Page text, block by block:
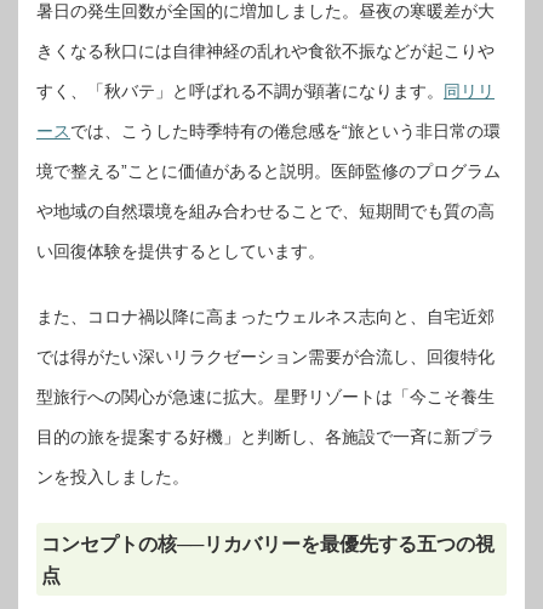
暑日の発生回数が全国的に増加しました。昼夜の寒暖差が大
きくなる秋口には自律神経の乱れや食欲不振などが起こりや
すく、「秋バテ」と呼ばれる不調が顕著になります。 同リリ
ースでは、こうした時季特有の倦怠感を“旅という非日常の環
境で整える”ことに価値があると説明。医師監修のプログラム
や地域の自然環境を組み合わせることで、短期間でも質の高
い回復体験を提供するとしています。
また、コロナ禍以降に高まったウェルネス志向と、自宅近郊
では得がたい深いリラクゼーション需要が合流し、回復特化
型旅行への関心が急速に拡大。星野リゾートは「今こそ養生
目的の旅を提案する好機」と判断し、各施設で一斉に新プラ
ンを投入しました。
コンセプトの核──リカバリーを最優先する五つの視
点